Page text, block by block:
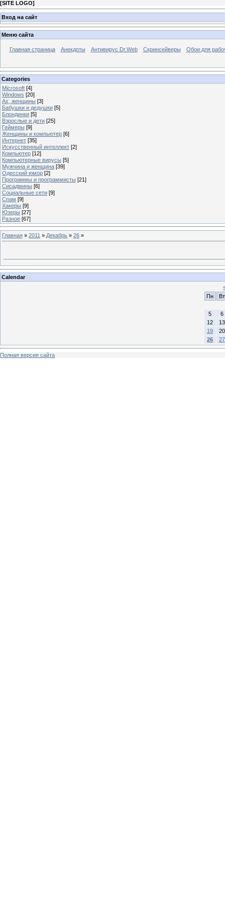
[SITE LOGO]
Вход на сайт
Меню сайта
Главная страница Анекдоты Антивирус Dr.Web Скринсейверы Обои для
Categories
Microsoft [4]
Windows [20]
Ах, женщины [3]
Бабушки и дедушки [5]
Блондинки [5]
Взрослые и дети [25]
Геймеры [9]
Женщины и компьютер [6]
Интернет [35]
Искусственный интеллект [2]
Компьютер [12]
Компьютерные вирусы [5]
Мужчина и женщина [39]
Одесский юмор [2]
Программы и программисты [21]
Сисадмины [6]
Социальные сети [9]
Спам [9]
Хакеры [9]
Юзеры [27]
Разное [67]
Главная » 2011 » Декабрь » 26 »
Calendar
Пн
Вт
5
6
12
13
19
20
26
27
Полная версия сайта